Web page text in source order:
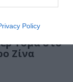
Policy
11/2020
του
Τομά στο
Ζίνα